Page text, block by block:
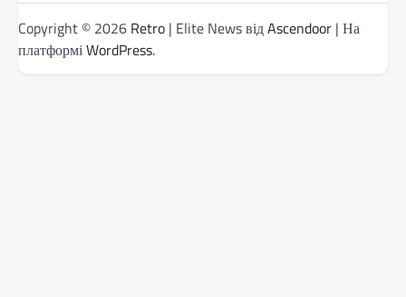
Copyright © 2026 Retro | Elite News відAscendoor | На
платформіWordPress.